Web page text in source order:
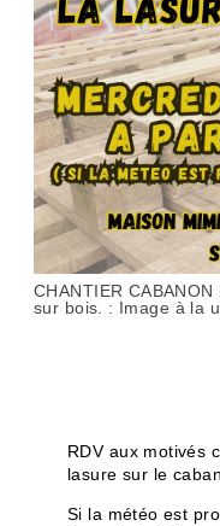
CHANTIER
sur bois. : Image à la
RDV aux motivés
lasure sur le
Si la météo est